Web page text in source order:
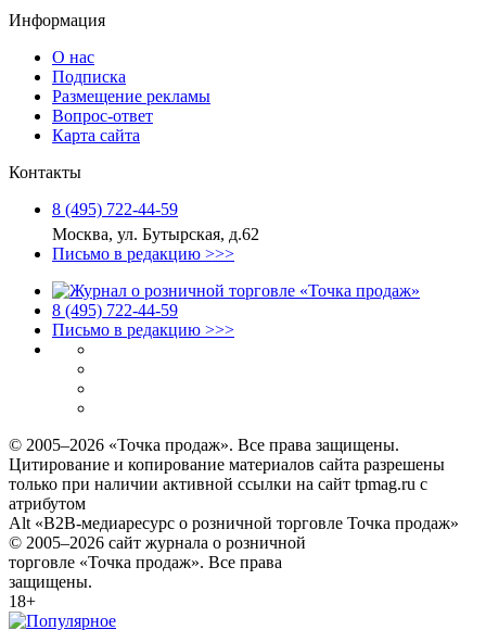
Информация
О нас
Подписка
Размещение рекламы
Вопрос-ответ
Карта сайта
Контакты
8 (495) 722‑44‑59
Москва, ул. Бутырская, д.62
Письмо в редакцию >>>
8 (495) 722‑44‑59
Письмо в редакцию >>>
© 2005–2026 «Точка продаж». Все права защищены.
Цитирование и копирование материалов сайта разрешены
только при наличии активной ссылки на сайт tpmag.ru с
атрибутом
Alt «B2B-медиаресурс о розничной торговле Точка продаж»
© 2005–2026 сайт журнала о розничной
торговле «Точка продаж». Все права
защищены.
18+